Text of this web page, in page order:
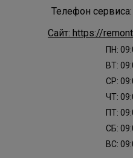
Телефон сервиса:
Сайт: https://
ПН:
ВТ:
СР:
ЧТ:
ПТ:
СБ:
ВС: